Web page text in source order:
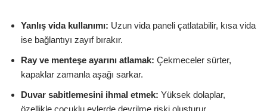
Yanlış vida kullanımı: Uzun vida paneli çatlatabilir, kısa vida
ise bağlantıyı zayıf bırakır.
Ray ve menteşe ayarını atlamak: Çekmeceler sürter,
kapaklar zamanla aşağı sarkar.
Duvar sabitlemesini ihmal etmek: Yüksek dolaplar,
özellikle çocuklu evlerde devrilme riski oluşturur.